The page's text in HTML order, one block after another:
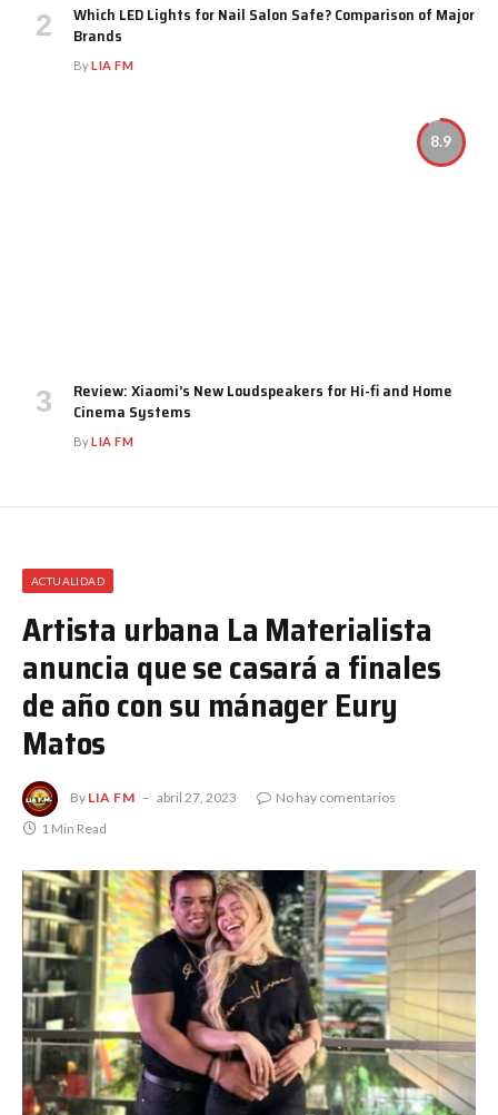
Which LED Lights for Nail Salon Safe? Comparison of Major
Brands
ByLIA FM
8.9
Review: Xiaomi’s New Loudspeakers for Hi-fi and Home
Cinema Systems
ByLIA FM
ACTUALIDAD
Artista urbana La Materialista
anuncia que se casará a finales
de año con su mánager Eury
Matos
By LIA FM abril 27, 2023
No hay comentarios
1 Min Read